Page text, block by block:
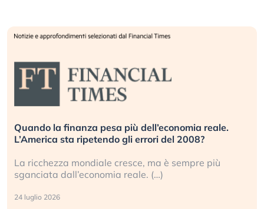
dell’economia reale.
gli errori del 2008?
ma è sempre più
reale. (…)
Russia e Cina pronti a
investitori stanno
Gli investitori tech
geopolitico: il (…)